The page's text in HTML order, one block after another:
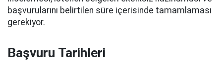
başvurularını belirtilen süre içerisinde tamamlaması
gerekiyor.
Başvuru Tarihleri